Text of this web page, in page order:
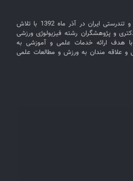
وب سایت فیزیولوژی ورزشی و تندرستی ایران در آذر ماه 1392 با تلاش
و پژوهشگران رشته فیزیولوژی ورزشی
هدف ارائه خدمات علمی و آموزشی به
و علاقه مندان به ورزش و مطالعات علمی